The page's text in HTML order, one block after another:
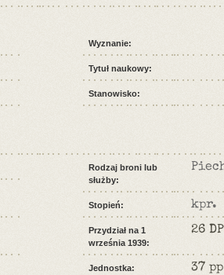
Wyznanie:
Tytuł naukowy:
Stanowisko:
Rodzaj broni lub
służby:
Stopień: kpr.
Przydział na 1
września 1939:
26 DP
Jednostka: 37 pp